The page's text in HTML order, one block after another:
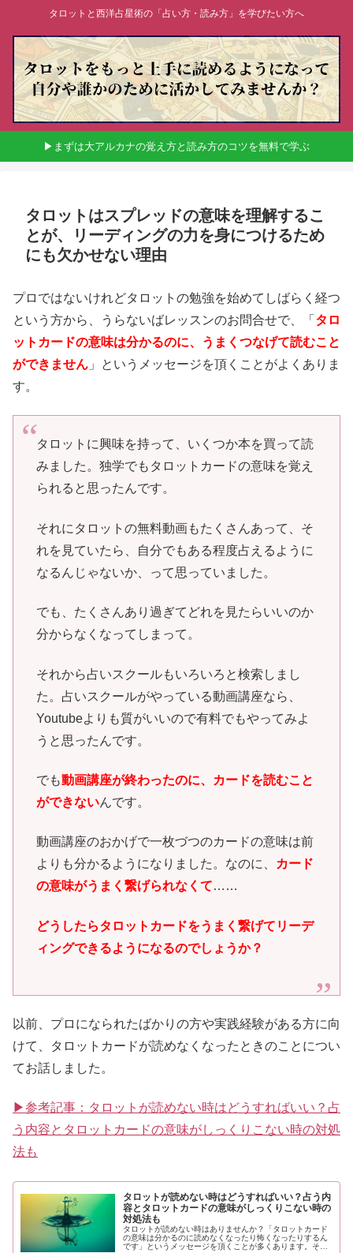
タロットと西洋占星術の「占い方・読み方」を学びたい方へ
▶まずは大アルカナの覚え方と読み方のコツを無料で学ぶ
タロットはスプレッドの意味を理解するこ
とが、リーディングの力を身につけるため
にも欠かせない理由
プロではないけれどタロットの勉強を始めてしばらく経つ
という方から、うらないばレッスンのお問合せで、「 タロ
ットカードの意味は分かるのに、うまくつなげて読むこと
ができません 」というメッセージを頂くことがよくありま
す。
タロットに興味を持って、いくつか本を買って読
みました。独学でもタロットカードの意味を覚え
られると思ったんです。
それにタロットの無料動画もたくさんあって、そ
れを見ていたら、自分でもある程度占えるように
なるんじゃないか、って思っていました。
でも、たくさんあり過ぎてどれを見たらいいのか
分からなくなってしまって。
それから占いスクールもいろいろと検索しまし
た。占いスクールがやっている動画講座なら、
Youtubeよりも質がいいので有料でもやってみよ
うと思ったんです。
でも動画講座が終わったのに、カードを読むこと
ができないんです。
動画講座のおかげで一枚づつのカードの意味は前
よりも分かるようになりました。なのに、
カード
の意味がうまく繋げられなくて……
どうしたらタロットカードをうまく繋げてリーデ
ィングできるようになるのでしょうか？
以前、プロになられたばかりの方や実践経験がある方に向
けて、タロットカードが読めなくなったときのことについ
てお話しました。
▶参考記事：タロットが読めない時はどうすればいい？占
う内容とタロットカードの意味がしっくりこない時の対処
法も
タロットが読めない時はどうすればいい？占う内
容とタロットカードの意味がしっくりこない時の
対処法も
タロットが読めない時はありませんか？「タロットカード
の意味は分かるのに読めなくなったり怖くなったりするん
です」というメッセージを頂くことが多くあります。そこ